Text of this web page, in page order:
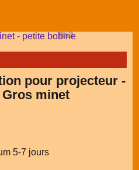
pour projecteur -
minet
5-7 jours